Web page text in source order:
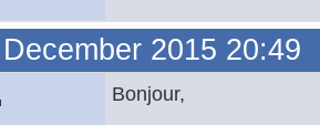
2015 20:49
Bonjour,